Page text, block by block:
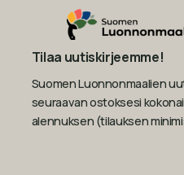
Tilaa uutiskirjeemme!
Suomen Luonnonmaalien
seuraavan ostoksesi
alennuksen (tilauksen